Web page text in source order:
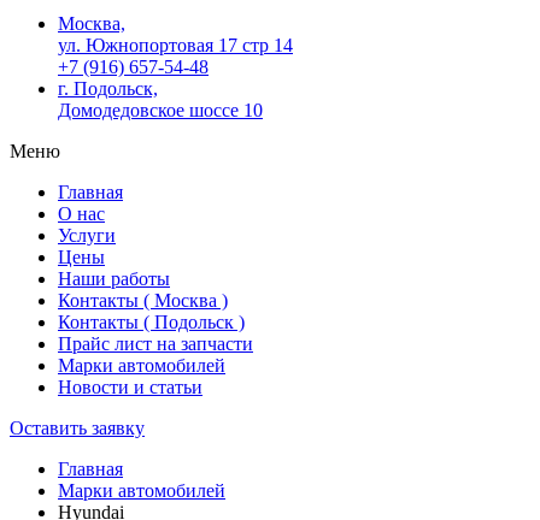
Москва,
ул. Южнопортовая 17 стр 14
+7 (916) 657-54-48
г. Подольск,
Домодедовское шоссе 10
Меню
Главная
О нас
Услуги
Цены
Наши работы
Контакты ( Москва )
Контакты ( Подольск )
Прайс лист на запчасти
Марки автомобилей
Новости и статьи
Оставить заявку
Главная
Марки автомобилей
Hyundai